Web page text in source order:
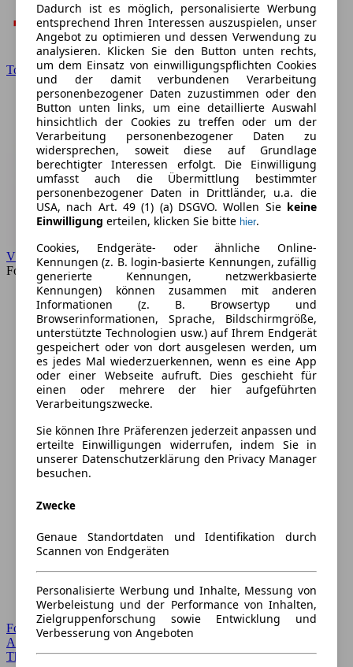
Toyota
VW
Forum
Forum Startseite
Alle Auto-Foren
Themen-Forum
Dadurch ist es möglich, personalisierte Werbung
entsprechend Ihren Interessen auszuspielen, unser
Angebot zu optimieren und dessen Verwendung zu
analysieren. Klicken Sie den Button unten rechts,
um dem Einsatz von einwilligungspflichten Cookies
und der damit verbundenen Verarbeitung
personenbezogener Daten zuzustimmen oder den
Button unten links, um eine detaillierte Auswahl
hinsichtlich der Cookies zu treffen oder um der
Verarbeitung personenbezogener Daten zu
widersprechen, soweit diese auf Grundlage
berechtigter Interessen erfolgt. Die Einwilligung
umfasst auch die Übermittlung bestimmter
personenbezogener Daten in Drittländer, u.a. die
USA, nach Art. 49 (1) (a) DSGVO. Wollen Sie keine
Einwilligung erteilen, klicken Sie bitte hier.
Cookies, Endgeräte- oder ähnliche Online-
Kennungen (z. B. login-basierte Kennungen, zufällig
generierte Kennungen, netzwerkbasierte
Kennungen) können zusammen mit anderen
Informationen (z. B. Browsertyp und
Browserinformationen, Sprache, Bildschirmgröße,
unterstützte Technologien usw.) auf Ihrem Endgerät
gespeichert oder von dort ausgelesen werden, um
es jedes Mal wiederzuerkennen, wenn es eine App
oder einer Webseite aufruft. Dies geschieht für
einen oder mehrere der hier aufgeführten
Verarbeitungszwecke.
Sie können Ihre Präferenzen jederzeit anpassen und
erteilte Einwilligungen widerrufen, indem Sie in
unserer Datenschutzerklärung den Privacy Manager
besuchen.
Zwecke
Genaue Standortdaten und Identifikation durch
Scannen von Endgeräten
Personalisierte Werbung und Inhalte, Messung von
Werbeleistung und der Performance von Inhalten,
Zielgruppenforschung sowie Entwicklung und
Verbesserung von Angeboten